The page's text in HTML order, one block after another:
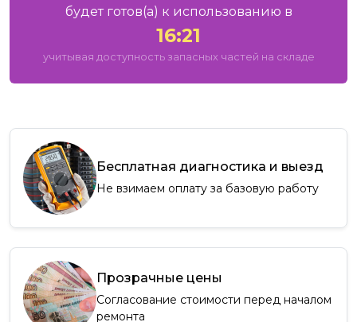
будет готов(а) к использованию в
16:22
учитывая доступность запасных частей на складе
Бесплатная диагностика и выезд
Не взимаем оплату за базовую работу
Прозрачные цены
Согласование стоимости перед началом
ремонта